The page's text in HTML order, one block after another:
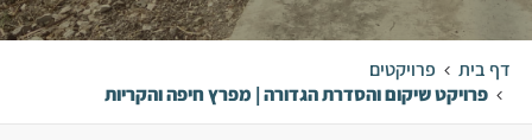
דף בית
פרויקטים
פרויקט שיקום והסדרת הגדורה | מפרץ חיפה והקריות